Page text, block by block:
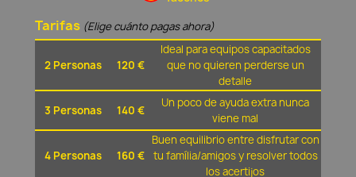
Tarifas (Elige cuánto pagas ahora)
2 Personas 120 €
Ideal para equipos capacitados
que no quieren perderse un
detalle
3 Personas 140 €
Un poco de ayuda extra nunca
viene mal
4 Personas 160 €
Buen equilibrio entre disfrutar con
tu família/amigos y resolver todos
los acertijos